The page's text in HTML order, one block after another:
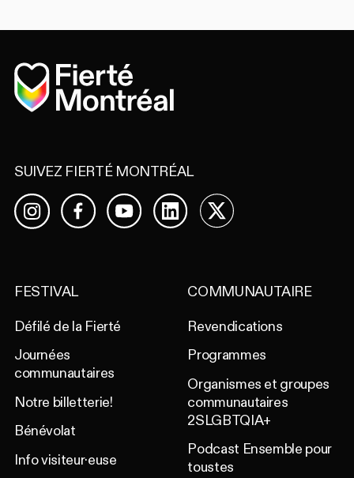
Accueil
SUIVEZ FIERTÉ MONTRÉAL
InstagramFacebookYouTubeLinkedIn
X
FESTIVAL
Défilé de la Fierté
Journées
communautaires
Notre billetterie!
Bénévolat
Info visiteur·euse
COMMUNAUTAIRE
Revendications
Programmes
Organismes et groupes
communautaires
2SLGBTQIA+
Podcast Ensemble pour
toustes